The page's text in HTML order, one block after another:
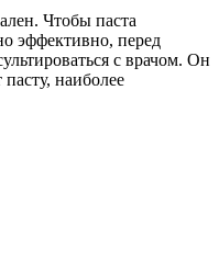
Чтобы паста
эффективно, перед
с врачом. Он
наиболее